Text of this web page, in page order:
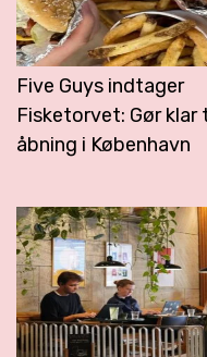
Five Guys indtager
Fisketorvet: Gør klar
åbning i København